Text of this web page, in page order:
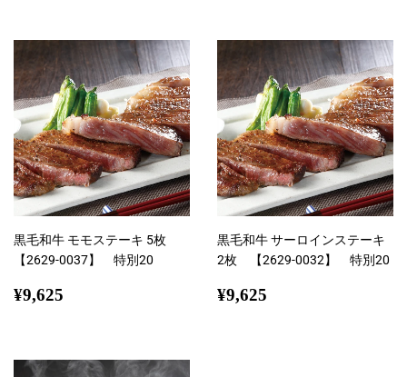
黒毛和牛 モモステーキ 5枚
【2629-0037】 特別20
通
¥9,625
黒毛和牛 サーロインステーキ
2枚 【2629-0032】 特別20
通
¥9,625